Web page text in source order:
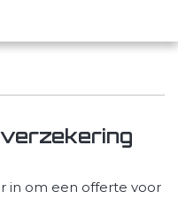
in om een offerte voor